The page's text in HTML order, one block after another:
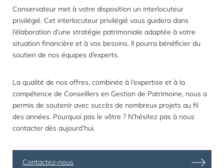
Conservateur met à votre disposition un interlocuteur
privilégié. Cet interlocuteur privilégié vous guidera dans
l’élaboration d’une stratégie patrimoniale adaptée à votre
situation financière et à vos besoins. Il pourra bénéficier du
soutien de nos équipes d’experts.
La qualité de nos offres, combinée à l’expertise et à la
compétence de Conseillers en Gestion de Patrimoine, nous a
permis de soutenir avec succès de nombreux projets au fil
des années. Pourquoi pas le vôtre ? N’hésitez pas à nous
contacter dès aujourd’hui.
Contactez-nous